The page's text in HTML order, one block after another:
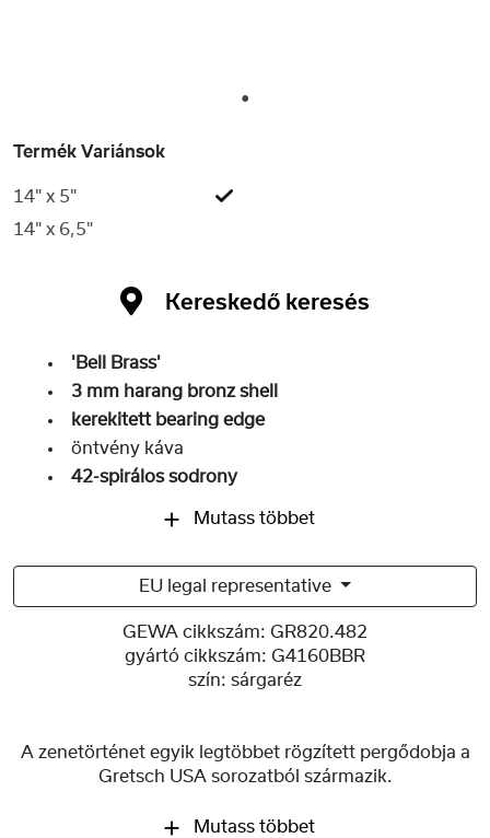
1
Termék Variánsok
14" x 5"
14" x 6,5"
Kereskedő keresés
'Bell Brass'
3 mm harang bronz shell
kerekitett bearing edge
öntvény káva
42-spirálos sodrony
Mutass többet
EU legal representative
GEWA cikkszám: GR820.482
gyártó cikkszám: G4160BBR
szín: sárgaréz
A zenetörténet egyik legtöbbet rögzített pergődobja a
Gretsch USA sorozatból származik.
Mutass többet